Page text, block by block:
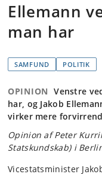
Ellemann
man har
SAMFUND POLITIK
OPINION Venstre
har, og Jakob
virker mere
Opinion af Peter
Statskundskab) i
Vicestatsminister